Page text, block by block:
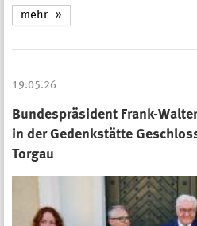
mehr
19.05.26
Bundespräsident Frank-
in der Gedenkstätte
Torgau